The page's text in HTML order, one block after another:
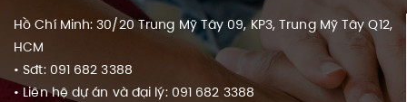
Hồ Chí Minh: 30/20 Trung Mỹ Tây 09, KP3, Trung Mỹ Tây Q12,
HCM
• Sđt: 091 682 3388
• Liên hệ dự án và đại lý: 091 682 3388